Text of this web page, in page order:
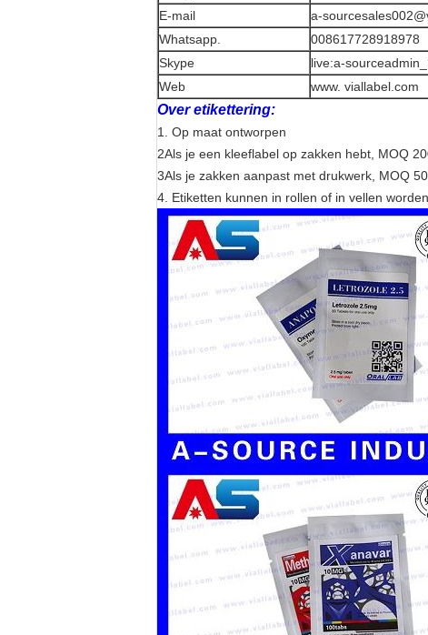
E-mail
a-
Whatsapp.
008617728918978
Skype
live:a-
Web
www. viallabel.com
Over etikettering:
1. Op maat ontworpen
2Als je een kleeflabel op zakken hebt, MOQ
3Als je zakken aanpast met drukwerk, MOQ
4. Etiketten kunnen in rollen of in vellen